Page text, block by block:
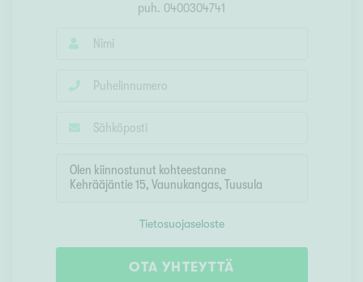
puh. 0400304741
Tietosuojaseloste
OTA YHTEYTTÄ